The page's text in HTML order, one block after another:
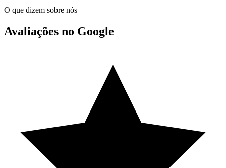
O que dizem sobre nós
Avaliações no Google